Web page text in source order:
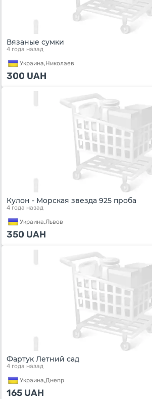
Вязаные сумки
4 года назад
Украина,Николаев
300 UAH
Кулон - Морская звезда 925 проба
4 года назад
Украина,Львов
350 UAH
Фартук Летний сад
4 года назад
Украина,Днепр
165 UAH